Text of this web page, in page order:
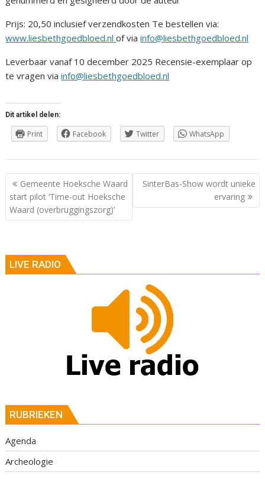
Prijs: 20,50 inclusief verzendkosten Te bestellen via:
www.liesbethgoedbloed.nlof viainfo@liesbethgoedbloed.nl
Leverbaar vanaf 10 december 2025 Recensie-exemplaar op
te vragen viainfo@liesbethgoedbloed.nl
Dit artikel delen:
Print Facebook Twitter WhatsApp
Berichtnavigatie
Gemeente Hoeksche Waard
start pilot ‘Time-out Hoeksche
Waard (overbruggingszorg)’
SinterBas-Show wordt unieke
ervaring
LIVE RADIO
RUBRIEKEN
Agenda
Archeologie